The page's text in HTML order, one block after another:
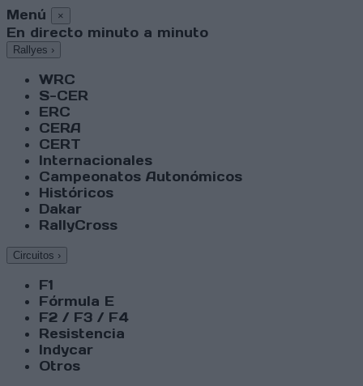
Menú ×
En directo minuto a minuto
Rallyes ›
WRC
S-CER
ERC
CERA
CERT
Internacionales
Campeonatos Autonómicos
Históricos
Dakar
RallyCross
Circuitos ›
F1
Fórmula E
F2 / F3 / F4
Resistencia
Indycar
Otros